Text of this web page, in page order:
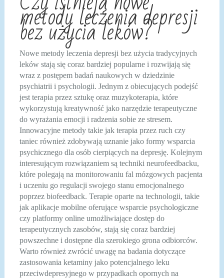
metody leczenia depresji
bez użycia leków?
Nowe metody leczenia depresji bez użycia tradycyjnych
leków stają się coraz bardziej popularne i rozwijają się
wraz z postępem badań naukowych w dziedzinie
psychiatrii i psychologii. Jednym z obiecujących podejść
jest terapia przez sztukę oraz muzykoterapia, które
wykorzystują kreatywność jako narzędzie terapeutyczne
do wyrażania emocji i radzenia sobie ze stresem.
Innowacyjne metody takie jak terapia przez ruch czy
taniec również zdobywają uznanie jako formy wsparcia
psychicznego dla osób cierpiących na depresję. Kolejnym
interesującym rozwiązaniem są techniki neurofeedbacku,
które polegają na monitorowaniu fal mózgowych pacjenta
i uczeniu go regulacji swojego stanu emocjonalnego
poprzez biofeedback. Terapie oparte na technologii, takie
jak aplikacje mobilne oferujące wsparcie psychologiczne
czy platformy online umożliwiające dostęp do
terapeutycznych zasobów, stają się coraz bardziej
powszechne i dostępne dla szerokiego grona odbiorców.
Warto również zwrócić uwagę na badania dotyczące
zastosowania ketaminy jako potencjalnego leku
przeciwdepresyjnego w przypadkach opornych na